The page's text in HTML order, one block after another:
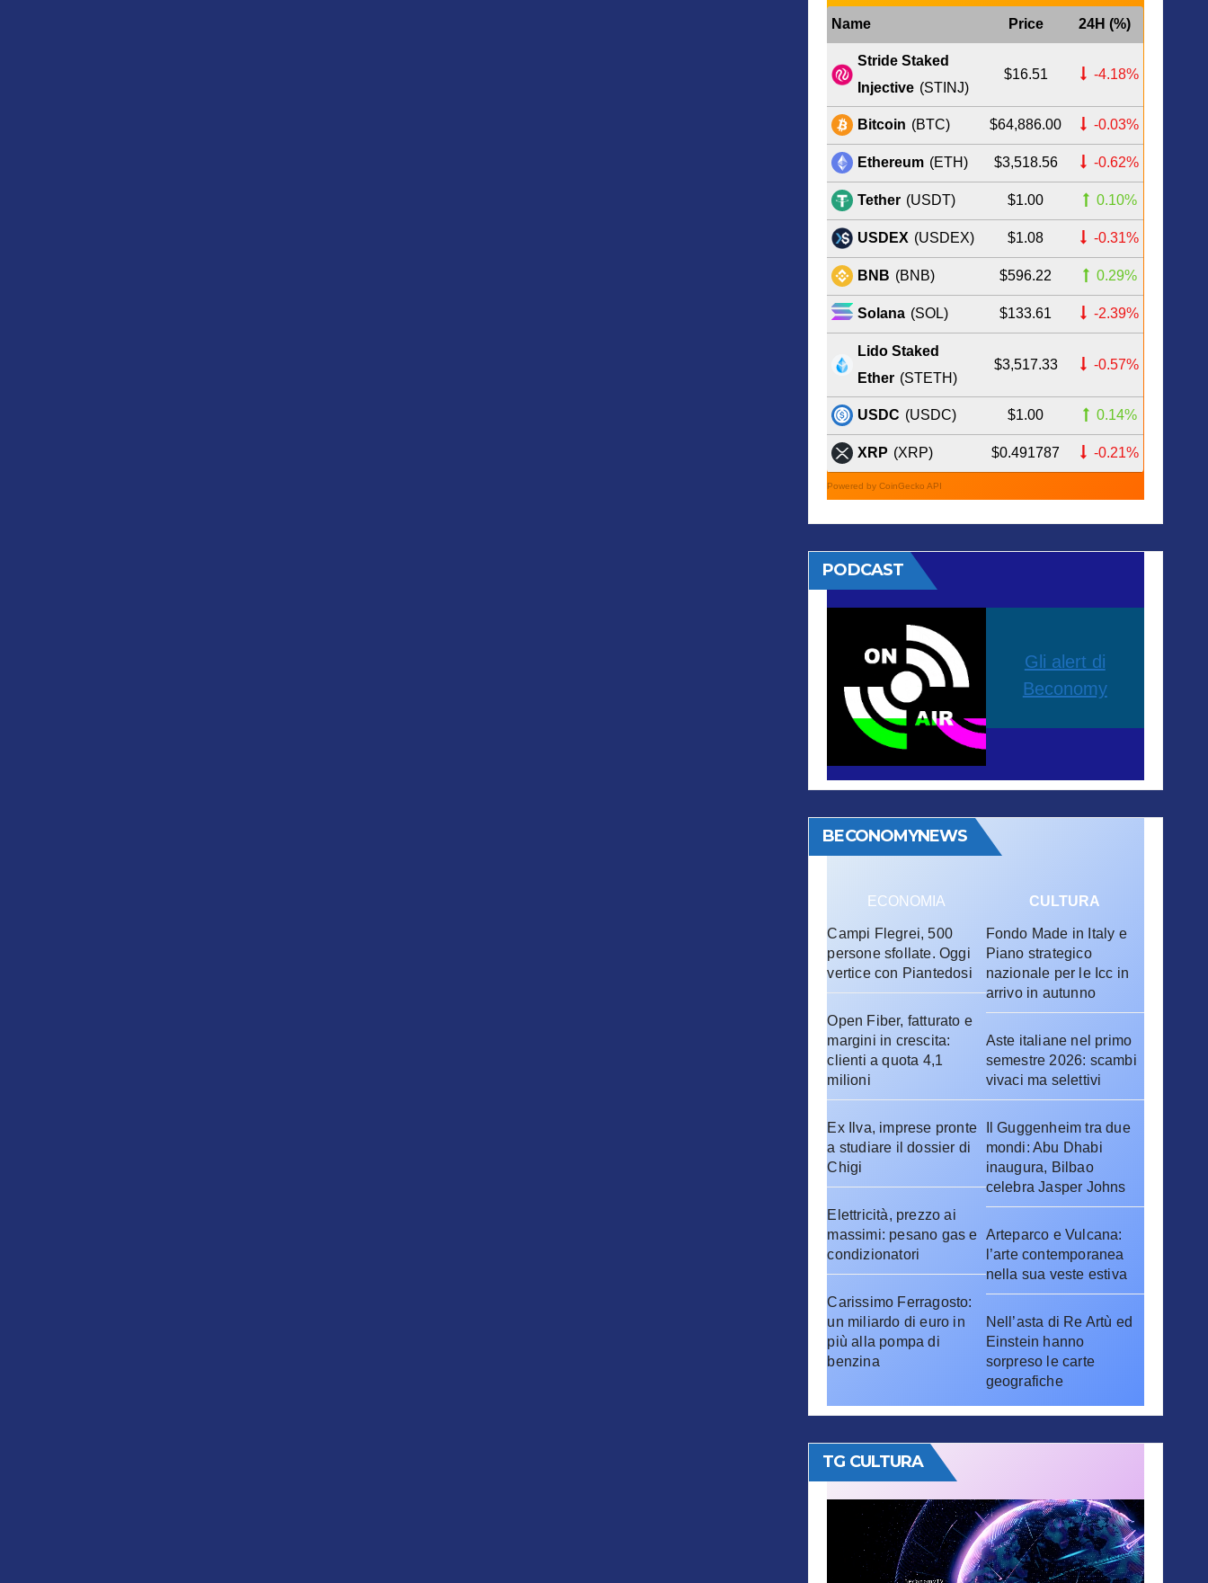
Name Price 24H (%)
Stride Staked
Injective (STINJ)
$16.51 -4.18%
Bitcoin (BTC) $64,886.00 -0.03%
Ethereum (ETH) $3,518.56 -0.62%
Tether (USDT) $1.00 0.10%
USDEX (USDEX) $1.08 -0.31%
BNB (BNB) $596.22 0.29%
Solana (SOL) $133.61 -2.39%
Lido Staked
Ether (STETH)
$3,517.33 -0.57%
USDC (USDC) $1.00 0.14%
XRP (XRP) $0.491787 -0.21%
Powered by CoinGecko API
PODCAST
Gli alert di
Beconomy
BECONOMYNEWS
ECONOMIA
Campi Flegrei, 500
persone sfollate. Oggi
vertice con Piantedosi
Open Fiber, fatturato e
margini in crescita:
clienti a quota 4,1
milioni
Ex Ilva, imprese pronte
a studiare il dossier di
Chigi
Elettricità, prezzo ai
massimi: pesano gas e
condizionatori
Carissimo Ferragosto:
un miliardo di euro in
più alla pompa di
benzina
CULTURA
Fondo Made in Italy e
Piano strategico
nazionale per le Icc in
arrivo in autunno
Aste italiane nel primo
semestre 2026: scambi
vivaci ma selettivi
Il Guggenheim tra due
mondi: Abu Dhabi
inaugura, Bilbao
celebra Jasper Johns
Arteparco e Vulcana:
l’arte contemporanea
nella sua veste estiva
Nell’asta di Re Artù ed
Einstein hanno
sorpreso le carte
geografiche
TG CULTURA